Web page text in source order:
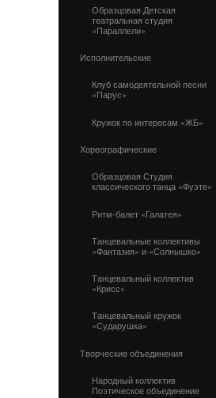
Образцовая Детская
театральная студия
«Параллели»
Исполнительские
Клуб самодеятельной песни
«Парус»
Кружок по интересам «ЖБ»
Хореографические
Образцовая Студия
классического танца «Фуэте»
Ритм-балет «Галатея»
Танцевальные коллективы
«Фантазия» и «Солнышко»
Танцевальный коллектив
«Крисс»
Танцевальный кружок
«Сударушка»
Творческие объединения
Народный коллектив
Поэтическое объединение